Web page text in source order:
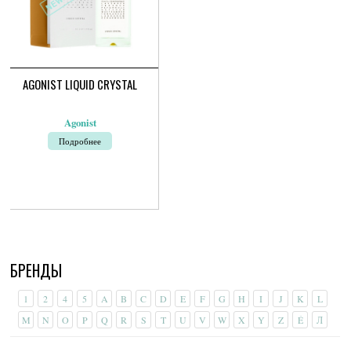
AGONIST LIQUID CRYSTAL
Agonist
Подробнее
БРЕНДЫ
1 2 4 5 A B C D E F G H I J K
L
M
N O P Q R S T U V W X Y Z É Л